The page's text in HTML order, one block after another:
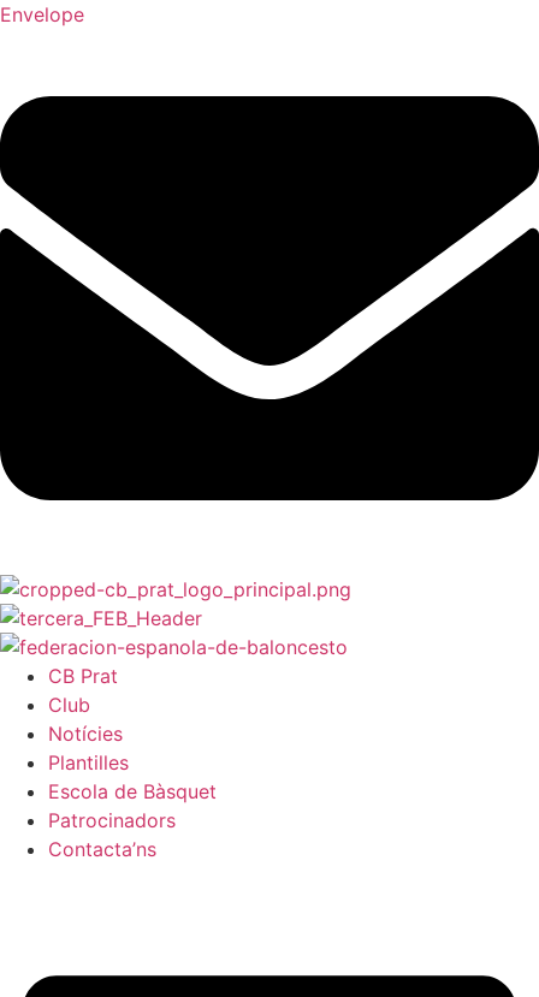
Envelope
CB Prat
Club
Notícies
Plantilles
Escola de Bàsquet
Patrocinadors
Contacta’ns